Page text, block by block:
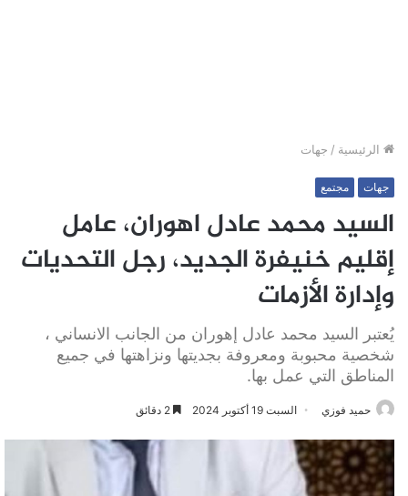
الرئيسية / جهات
جهات مجتمع
السيد محمد عادل اهوران، عامل
إقليم خنيفرة الجديد، رجل التحديات
وإدارة الأزمات
يُعتبر السيد محمد عادل إهوران من الجانب الانساني ،
شخصية محبوبة ومعروفة بجديتها ونزاهتها في جميع
المناطق التي عمل بها.
حميد فوزي السبت 19 أكتوبر 2024